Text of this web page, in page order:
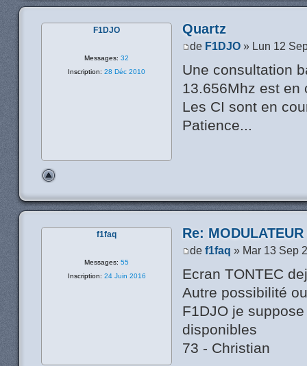
Quartz
de F1DJO » Lun 12
Une consultation
13.656Mhz est en
Les CI sont en
Patience...
F1DJO
Messages: 32
Inscription: 28 Déc 2010
Re:
def1faq » Mar 13 Sep
Ecran TONTEC
Autre possibilité
F1DJO je
disponibles
73 - Christian
f1faq
Messages: 55
Inscription: 24 Juin 2016